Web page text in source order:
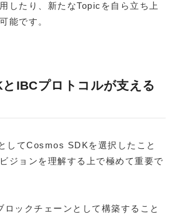
したり、新たなTopicを自ら立ち上
能です。
IBCプロトコルが支える
してCosmos SDKを選択したこと
ジョンを理解する上で極めて重要で
ロックチェーンとして構築すること